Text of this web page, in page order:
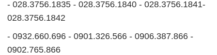
- 028.3756.1835 - 028.3756.1840 - 028.3756.1841-
028.3756.1842
- 0932.660.696 - 0901.326.566 - 0906.387.866 -
0902.765.866